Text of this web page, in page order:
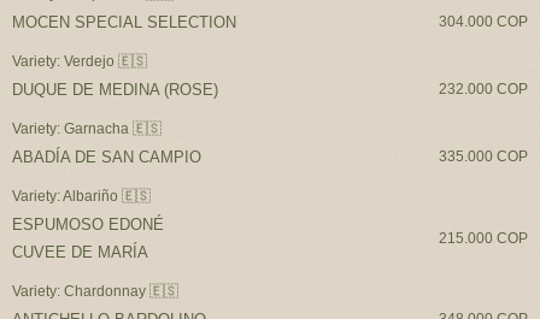
MOCEN SPECIAL SELECTION 304.000 COP
Variety: Verdejo 🇪🇸
DUQUE DE MEDINA (ROSE) 232.000 COP
Variety: Garnacha 🇪🇸
ABADÍA DE SAN CAMPIO 335.000 COP
Variety: Albariño 🇪🇸
ESPUMOSO EDONÉ
CUVEE DE MARÍA
215.000 COP
Variety: Chardonnay 🇪🇸